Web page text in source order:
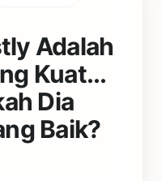
Adalah
Kuat...
Dia
Baik?